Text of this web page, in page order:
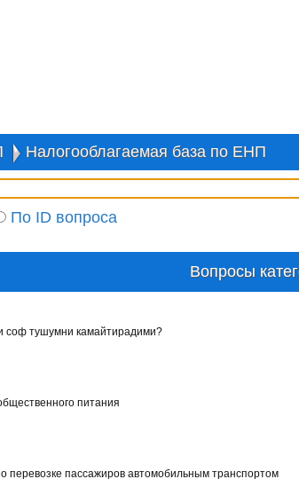
Налогооблагаемая база по ЕНП
По ID вопроса
Вопросы
соф тушумни камайтирадими?
питания
перевозке пассажиров автомобильным транспортом